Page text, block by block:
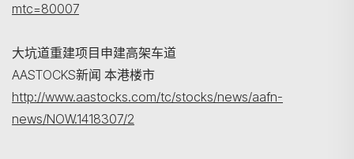
mtc=80007
大坑道重建项目申建高架车道
AASTOCKS新闻 本港楼市
http://www.aastocks.com/tc/stocks/news/aafn-
news/NOW.1418307/2